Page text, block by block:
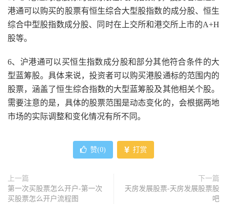
港通可以购买的股票有恒生综合大型股指数的成分股、恒生
综合中型股指数成分股、同时在上交所和港交所上市的A+H
股等。
6、沪港通可以买恒生指数成分股和部分其他符合条件的大
型蓝筹股。具体来说，投资者可以购买港股通标的范围内的
股票，涵盖了恒生综合指数的大型蓝筹股及其他相关个股。
需要注意的是，具体的股票范围是动态变化的，会根据两地
市场的实际调整和变化情况有所不同。
赞(0) 打赏
上一篇
第一次买股票怎么开户-第一次
买股票怎么开户流程图
下一篇
天房发展股票-天房发展股票股
吧